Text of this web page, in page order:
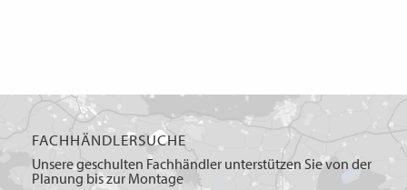
FACHHÄNDLERSUCHE
Unsere geschulten Fachhändler unterstützen Sie von der
Planung bis zur Montage